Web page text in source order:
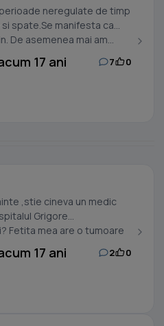
neregulate de timp
spate.Se manifesta ca
De asemenea mai am...
17 ani 7 0
,stie cineva un medic
Grigore
Fetita mea are o tumoare
17 ani 2 0